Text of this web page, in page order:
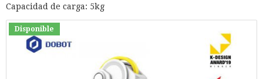
Capacidad de carga: 5kg
Disponible